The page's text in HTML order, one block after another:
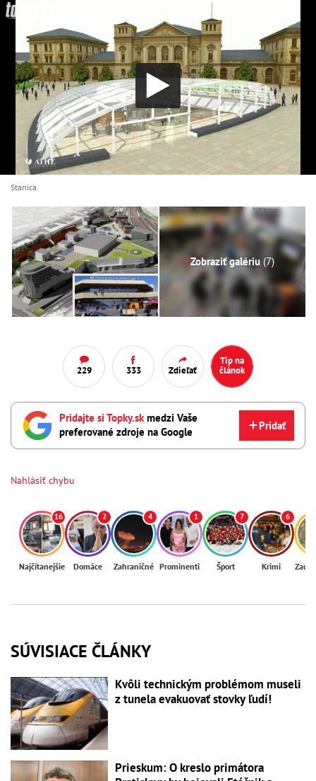
Stanica
Zobraziť galériu (7)
229 333 Zdieľať
Tip na
článok
Pridajte si Topky.skmedzi Vaše
preferované zdroje na Google
Pridať
Nahlásiť chybu
16
Najčítanejšie
2
Domáce
4
Zahraničné
1
Prominenti
7
Šport
6
Krimi
SÚVISIACE ČLÁNKY
Kvôli technickým problémom museli
z tunela evakuovať stovky ľudí!
Prieskum: O kreslo primátora